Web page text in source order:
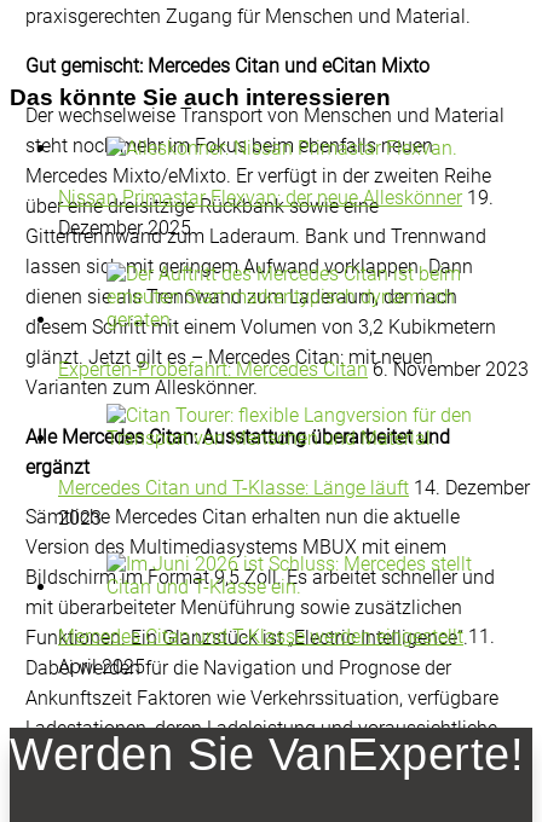
praxisgerechten Zugang für Menschen und Material.
Gut gemischt: Mercedes Citan und eCitan Mixto
Der wechselweise Transport von Menschen und Material
steht noch mehr im Fokus beim ebenfalls neuen
Mercedes Mixto/eMixto. Er verfügt in der zweiten Reihe
über eine dreisitzige Rückbank sowie eine
Gittertrennwand zum Laderaum. Bank und Trennwand
lassen sich mit geringem Aufwand vorklappen. Dann
dienen sie als Trennwand zum Laderaum, der nach
diesem Schritt mit einem Volumen von 3,2 Kubikmetern
glänzt. Jetzt gilt es – Mercedes Citan: mit neuen
Varianten zum Alleskönner.
Alle Mercedes Citan: Ausstattung überarbeitet und
ergänzt
Sämtliche Mercedes Citan erhalten nun die aktuelle
Version des Multimediasystems MBUX mit einem
Bildschirm im Format 9,5 Zoll. Es arbeitet schneller und
mit überarbeiteter Menüführung sowie zusätzlichen
Funktionen. Ein Glanzstück ist „Electric Intelligence“.
Dabei werden für die Navigation und Prognose der
Ankunftszeit Faktoren wie Verkehrssituation, verfügbare
Ladestationen, deren Ladeleistung und voraussichtliche
Ladezeit berücksichtigt. Neu ist ebenfalls das
Das könnte Sie auch interessieren
Nissan Primastar Flexvan: der neue Alleskönner19.
Dezember 2025
Experten-Probefahrt: Mercedes Citan6. November 2023
Mercedes Citan und T-Klasse: Länge läuft 14. Dezember
2023
Mercedes Citan und T-Klasse werden eingestellt11.
April 2025
Werden Sie VanExperte!